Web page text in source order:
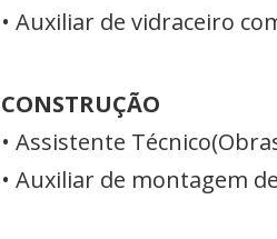
• Auxiliar de vidraceiro
CONSTRUÇÃO
• Assistente
• Auxiliar de montagem